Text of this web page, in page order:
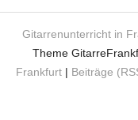
Gitarrenunterricht in
Theme
Frankfurt| Beiträge